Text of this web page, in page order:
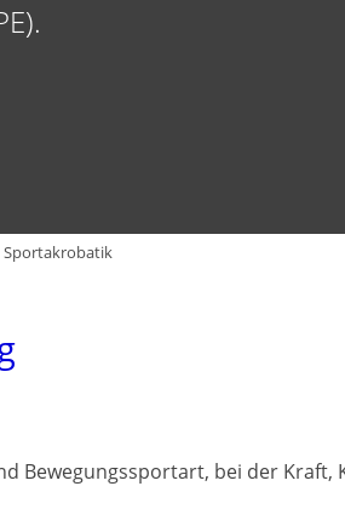
Sportakrobatik
Bewegungssportart, bei der